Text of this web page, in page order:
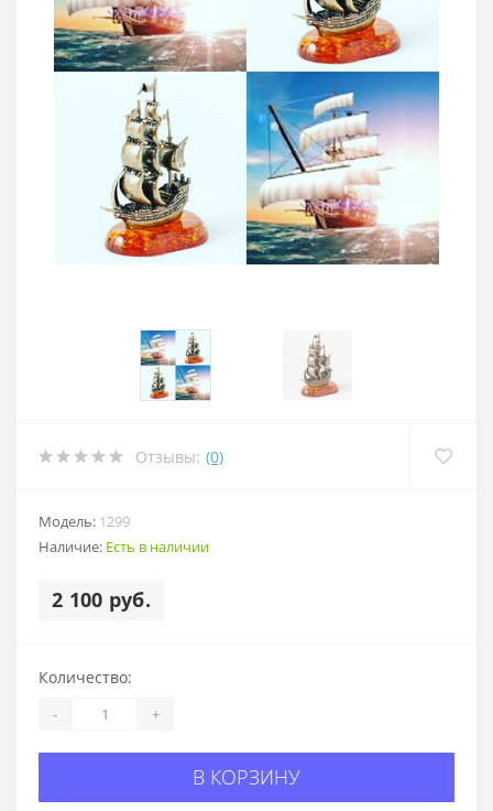
Отзывы: (0)
Модель: 1299
Наличие: Есть в наличии
2 100 руб.
Количество:
- +
В КОРЗИНУ